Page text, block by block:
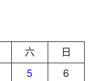
六
日
5
6